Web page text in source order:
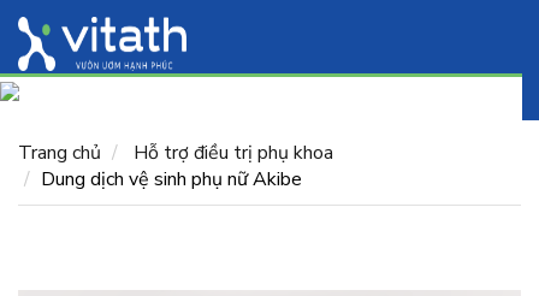
Trang chủ
Hỗ trợ điều trị phụ khoa
Dung dịch vệ sinh phụ nữ Akibe